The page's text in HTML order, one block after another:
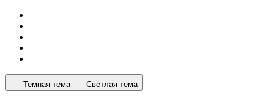
Темная тема Светлая тема